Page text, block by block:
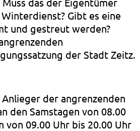
Gibt es eine
und gestreut werden?
der Stadt Zeitz.
der angrenzenden
den Samstagen von 08.00
von 09.00 Uhr bis 20.00 Uhr